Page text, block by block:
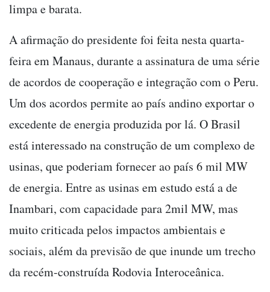
limpa e barata.
A afirmação do presidente foi feita nesta quarta-
feira em Manaus, durante a assinatura de uma série
de acordos de cooperação e integração com o Peru.
Um dos acordos permite ao país andino exportar o
excedente de energia produzida por lá. O Brasil
está interessado na construção de um complexo de
usinas, que poderiam fornecer ao país 6 mil MW
de energia. Entre as usinas em estudo está a de
Inambari, com capacidade para 2mil MW, mas
muito criticada pelos impactos ambientais e
sociais, além da previsão de que inunde um trecho
da recém-construída Rodovia Interoceânica.